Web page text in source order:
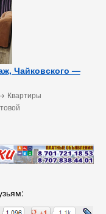
Чайковского —
Квартиры